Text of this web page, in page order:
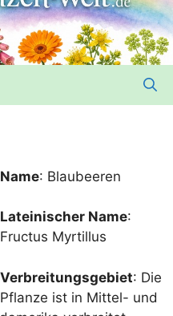
Name: Blau­bee­ren
Latei­ni­scher Name:
Fruc­tus Myrtillus
Ver­brei­tungs­ge­biet: Die
Pflan­ze ist in Mit­tel- und